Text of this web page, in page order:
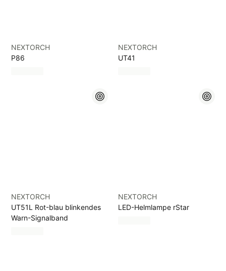
NEXTORCH
P86
NEXTORCH
UT41
NEXTORCH
UT51L Rot-blau blinkendes
Warn-Signalband
NEXTORCH
LED-Helmlampe rStar